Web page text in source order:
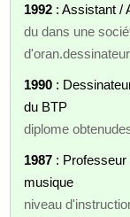
1992 : Assistant /
du dans une
1990 :
du BTP
diplome
1987 :
musique
niveau